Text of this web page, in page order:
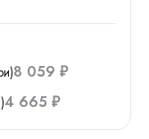
8 059 ₽
4 665 ₽